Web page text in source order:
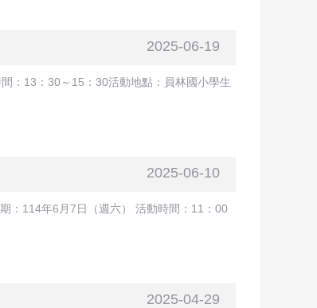
2025-06-19
：13：30～15：30活動地點：員林國小學生
2025-06-10
：114年6月7日（週六） 活動時間：11：00
2025-04-29